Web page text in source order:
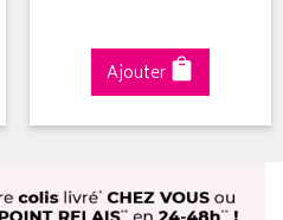
Ajouter